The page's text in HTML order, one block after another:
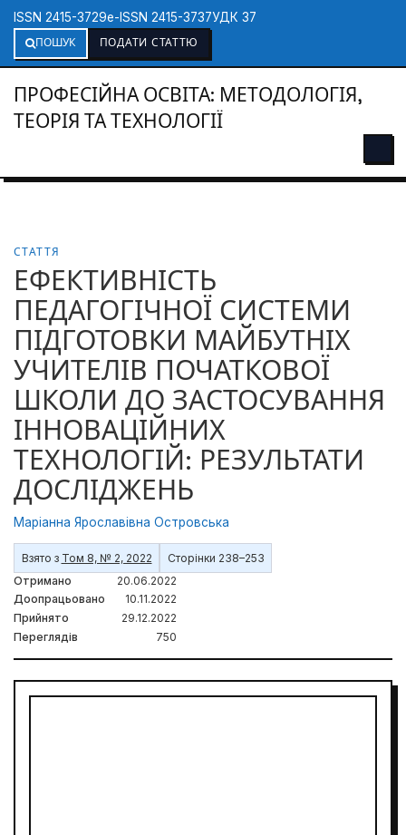
ISSN 2415-3729e-ISSN 2415-3737УДК 37
ПОШУК
ПОДАТИ СТАТТЮ
ПРОФЕСІЙНА ОСВІТА: МЕТОДОЛОГІЯ,
ТЕОРІЯ ТА ТЕХНОЛОГІЇ
СТАТТЯ
ЕФЕКТИВНІСТЬ
ПЕДАГОГІЧНОЇ СИСТЕМИ
ПІДГОТОВКИ МАЙБУТНІХ
УЧИТЕЛІВ ПОЧАТКОВОЇ
ШКОЛИ ДО ЗАСТОСУВАННЯ
ІННОВАЦІЙНИХ
ТЕХНОЛОГІЙ: РЕЗУЛЬТАТИ
ДОСЛІДЖЕНЬ
Маріанна Ярославівна Островська
Взято з Том 8, № 2, 2022
Сторінки 238–253
Отримано
20.06.2022
Доопрацьовано
10.11.2022
Прийнято
29.12.2022
Переглядів
750